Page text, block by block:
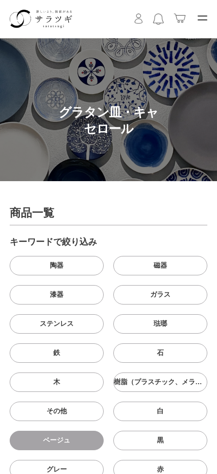
グラタン皿・キャ
セロール
商品一覧
キーワードで絞り込み
陶器 磁器
漆器 ガラス
ステンレス 琺瑯
鉄 石
木 樹脂（プラスチック、メラニン、シリコン等）
その他 白
ベージュ 黒
グレー 赤